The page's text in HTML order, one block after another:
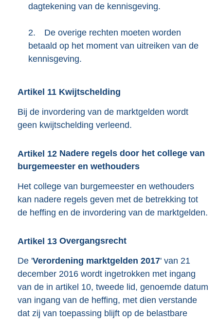
dagtekening van de kennisgeving.
2.
De overige rechten moeten worden
betaald op het moment van uitreiken van de
kennisgeving.
Artikel 11 Kwijtschelding
Bij de invordering van de marktgelden wordt
geen kwijtschelding verleend.
Artikel 12 Nadere regels door het college van
burgemeester en wethouders
Het college van burgemeester en wethouders
kan nadere regels geven met de betrekking tot
de heffing en de invordering van de marktgelden.
Artikel 13 Overgangsrecht
De 'Verordening marktgelden 2017' van 21
december 2016 wordt ingetrokken met ingang
van de in artikel 10, tweede lid, genoemde datum
van ingang van de heffing, met dien verstande
dat zij van toepassing blijft op de belastbare